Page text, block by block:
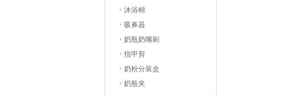
沐浴棉
吸鼻器
奶瓶奶嘴刷
指甲剪
奶粉分装盒
奶瓶夹